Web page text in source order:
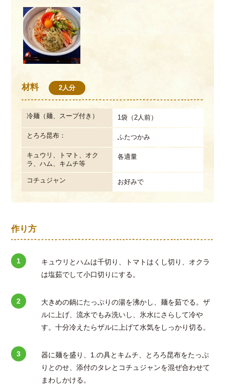
材料 2人分
冷麺（麺、スープ付き） 1袋（2人前）
とろろ昆布： ふたつかみ
キュウリ、トマト、オク
ラ、ハム、キムチ等
各適量
コチュジャン お好みで
作り方
キュウリとハムは千切り、トマトはくし切り、オクラ
は塩茹でして小口切りにする。
大きめの鍋にたっぷりの湯を沸かし、麺を茹でる。ザ
ルに上げ、流水でもみ洗いし、氷水にさらして冷や
す。十分冷えたらザルに上げて水気をしっかり切る。
器に麺を盛り、1.の具とキムチ、とろろ昆布をたっぷ
りとのせ、添付のタレとコチュジャンを混ぜ合わせて
まわしかける。